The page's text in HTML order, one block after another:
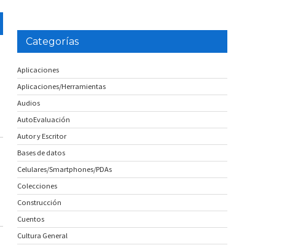
Categorías
Aplicaciones
Aplicaciones/Herramientas
Audios
AutoEvaluación
Autor y Escritor
Bases de datos
Celulares/Smartphones/PDAs
Colecciones
Construcción
Cuentos
Cultura General